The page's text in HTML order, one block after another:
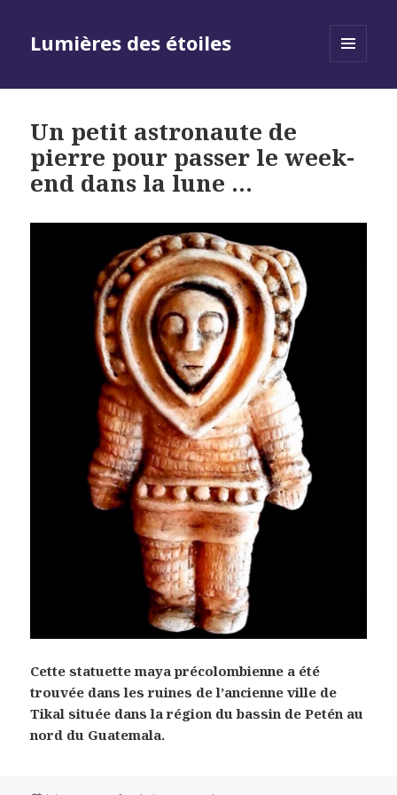
Lumières des étoiles
Un petit astronaute de
pierre pour passer le week-
end dans la lune …
Cette statuette maya précolombienne a été
trouvée dans les ruines de l’ancienne ville de
Tikal située dans la région du bassin de Petén au
nord du Guatemala.